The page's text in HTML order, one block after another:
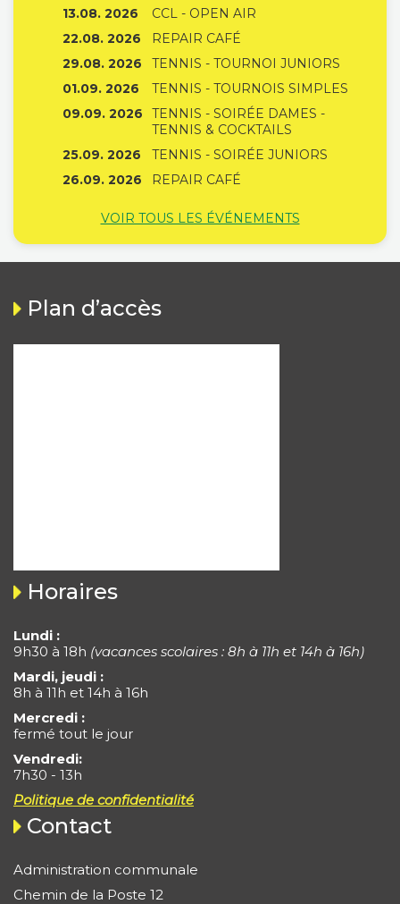
13.08. 2026
CCL - OPEN AIR
22.08. 2026
REPAIR CAFÉ
29.08. 2026
TENNIS - TOURNOI JUNIORS
01.09. 2026
TENNIS - TOURNOIS SIMPLES
09.09. 2026
TENNIS - SOIRÉE DAMES -
TENNIS & COCKTAILS
25.09. 2026
TENNIS - SOIRÉE JUNIORS
26.09. 2026
REPAIR CAFÉ
VOIR TOUS LES ÉVÉNEMENTS
Plan d’accès
Horaires
Lundi :
9h30 à 18h (vacances scolaires : 8h à 11h et 14h à 16h)
Mardi, jeudi :
8h à 11h et 14h à 16h
Mercredi :
fermé tout le jour
Vendredi:
7h30 - 13h
Politique de confidentialité
Contact
Administration communale
Chemin de la Poste 12